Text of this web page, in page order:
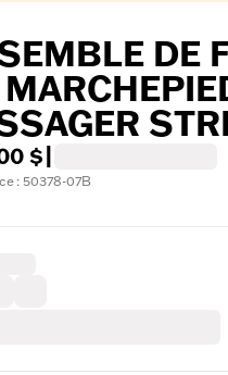
DE
$
: 50378-07B